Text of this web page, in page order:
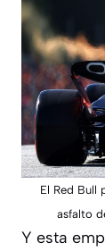
El Red Bull
asfalto
Y esta